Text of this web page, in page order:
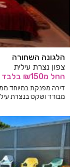
הלגונה השחורה
צפון נצרת עילית
החל מ₪150 בלבד
דירה מפנקת במיוחד
מבודד ושקט בנצרת